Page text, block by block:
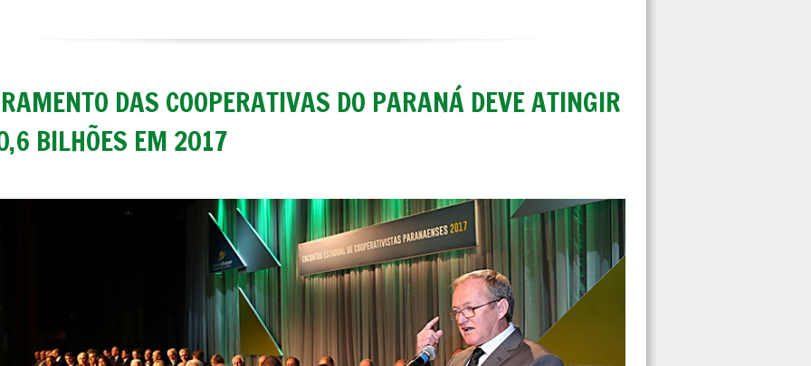
DAS COOPERATIVAS DO PARANÁ DEVE ATINGIR
BILHÕES EM 2017